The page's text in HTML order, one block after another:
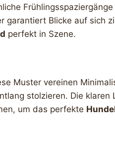
garantiert Blicke auf sich
perfekt in Szene.
Muster vereinen
stolzieren. Die klaren
um das perfekte